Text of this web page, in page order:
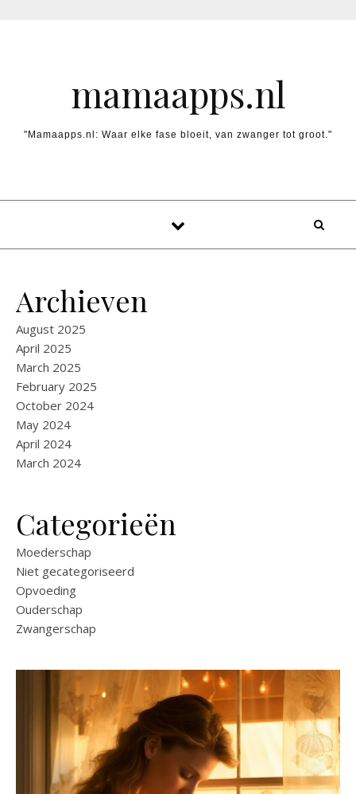
mamaapps.nl
"Mamaapps.nl: Waar elke fase bloeit, van zwanger tot groot."
Archieven
August 2025
April 2025
March 2025
February 2025
October 2024
May 2024
April 2024
March 2024
Categorieën
Moederschap
Niet gecategoriseerd
Opvoeding
Ouderschap
Zwangerschap